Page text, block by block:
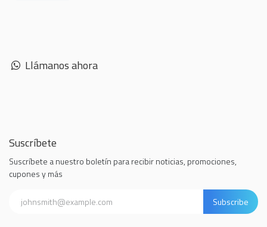
Llámanos ahora
Suscríbete
Suscríbete a nuestro boletín para recibir noticias, promociones,
cupones y más
Subscribe